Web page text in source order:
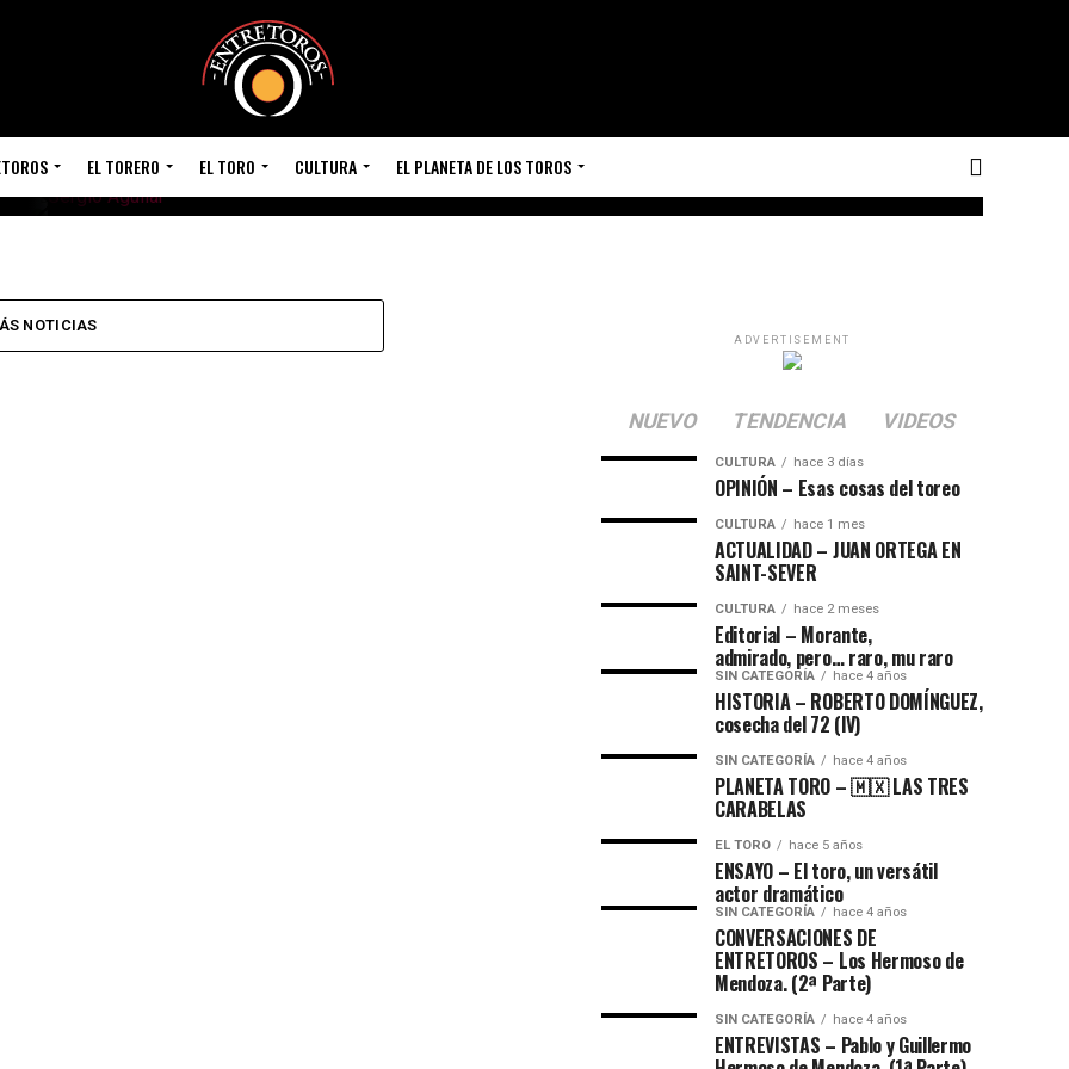
EL TORERO EL TORO CULTURA EL PLANETA DE LOS TOROS
NOTICIAS
ADVERTISEMENT
NUEVO TENDENCIA VIDEOS
CULTURA hace 3 días
OPINIÓN – Esas cosas del toreo
CULTURA hace 1 mes
ACTUALIDAD – JUAN ORTEGA EN
SAINT-SEVER
CULTURA hace 2 meses
Editorial – Morante,
admirado, pero… raro, mu raro
SIN CATEGORÍA hace 4 años
HISTORIA – ROBERTO DOMÍNGUEZ,
cosecha del 72 (lV)
SIN CATEGORÍA hace 4 años
PLANETA TORO – 🇲🇽 LAS TRES
CARABELAS
EL TORO hace 5 años
ENSAYO – El toro, un versátil
actor dramático
SIN CATEGORÍA hace 4 años
CONVERSACIONES DE
ENTRETOROS – Los Hermoso de
Mendoza. (2ª Parte)
SIN CATEGORÍA hace 4 años
ENTREVISTAS – Pablo y Guillermo